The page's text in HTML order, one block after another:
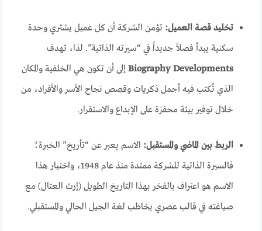
تخليد قصة العميل: تؤمن الشركة أن كل عميل يشتري وحدة
سكنية يبدأ فصلاً جديداً في “سيرته الذاتية”. لذا، تهدف
Biography Developments إلى أن تكون هي الخلفية والمكان
الذي تُكتب فيه أجمل ذكريات وقصص نجاح الأسر والأفراد، من
خلال توفير بيئة محفزة على الإبداع والاستقرار.
الربط بين الماضي والمستقبل: الاسم يعبر عن “تأريخ” الخبرة؛
فالسيرة الذاتية للشركة ممتدة منذ عام 1948، واختيار هذا
الاسم هو اعتراف بالفخر بهذا التاريخ الطويل (إرث العتال) مع
صياغته في قالب عصري يخاطب لغة الجيل الحالي والمستقبلي.